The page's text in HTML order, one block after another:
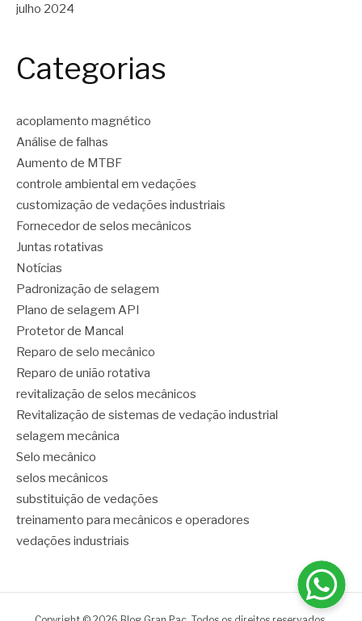
julho 2024
Categorias
acoplamento magnético
Análise de falhas
Aumento de MTBF
controle ambiental em vedações
customização de vedações industriais
Fornecedor de selos mecânicos
Juntas rotativas
Notícias
Padronização de selagem
Plano de selagem API
Protetor de Mancal
Reparo de selo mecânico
Reparo de união rotativa
revitalização de selos mecânicos
Revitalização de sistemas de vedação industrial
selagem mecânica
Selo mecânico
selos mecânicos
substituição de vedações
treinamento para mecânicos e operadores
vedações industriais